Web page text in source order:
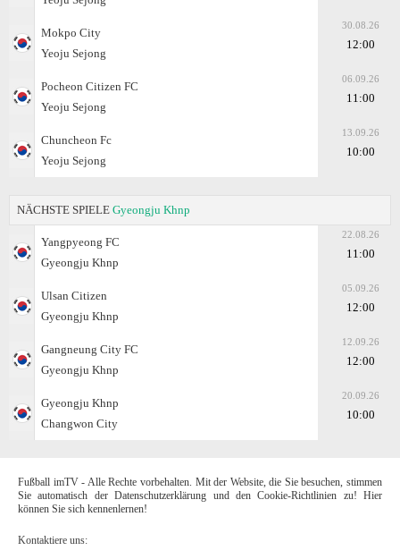
Mokpo City
Yeoju Sejong
30.08.26
12:00
Pocheon Citizen FC
Yeoju Sejong
06.09.26
11:00
Chuncheon Fc
Yeoju Sejong
13.09.26
10:00
NÄCHSTE SPIELE Gyeongju Khnp
Yangpyeong FC
Gyeongju Khnp
22.08.26
11:00
Ulsan Citizen
Gyeongju Khnp
05.09.26
12:00
Gangneung City FC
Gyeongju Khnp
12.09.26
12:00
Gyeongju Khnp
Changwon City
20.09.26
10:00
Fußball imTV - Alle Rechte vorbehalten. Mit der Website, die Sie besuchen, stimmen
Sie automatisch der Datenschutzerklärung und den Cookie-Richtlinien zu! Hier
können Sie sich kennenlernen!
Kontaktiere uns: